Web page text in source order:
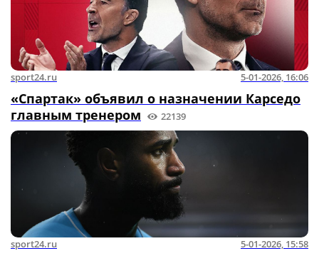
sport24.ru 5-01-2026, 16:06
«Спартак» объявил о назначении Карседо
главным тренером
22139
sport24.ru 5-01-2026, 15:58